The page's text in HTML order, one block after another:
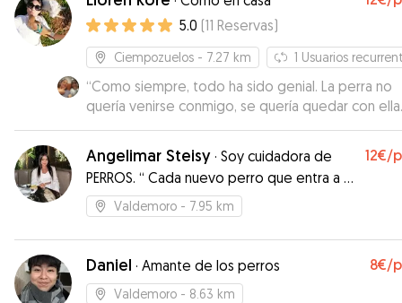
sin problema y muy rápido! Sin duda, cada vez que
tengamos que hacer uso de cuidadores, será con
! Mil gracias por todo”
5.0 (11 Reservas)
Ciempozuelos - 7.27 km 1 Usuarios
“Como siempre, todo ha sido genial. La perra no
quería venirse conmigo, se quería quedar con ella.
Angelimar Steisy · Soy cuidadora de
PERROS. “ Cada nuevo perro que entra a mi
vida me regala un pedazo de su corazón
❤️
12€/
Valdemoro - 7.95 km
Daniel · Amante de los perros 8€/
Valdemoro - 8.63 km